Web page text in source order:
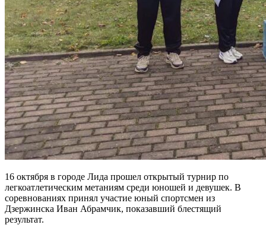
16 октября в городе Лида прошел открытый турнир по
легкоатлетическим метаниям среди юношей и девушек. В
соревнованиях принял участие юный спортсмен из
Дзержинска Иван Абрамчик, показавший блестящий
результат.